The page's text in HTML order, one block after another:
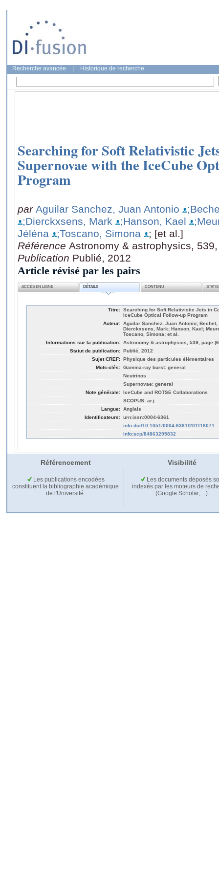
Recherche avancée Historique de recherche
Searching for Soft Relativistic
Supernovae with the IceCube
Program
par Aguilar Sanchez, Juan Antonio
;Dierckxsens, Mark
;Hanson, Kael
Jéléna
;Toscano, Simona
; [et al.]
Référence Astronomy & astrophysics,
Publication Publié, 2012
Article révisé par les pairs
ACCÈS EN LIGNE DÉTAILS CONTENU
Titre: Searching for Soft Relativistic Jets in
IceCube Optical Follow-up Program
Auteur: Aguilar Sanchez, Juan Antonio;
Dierckxsens, Mark; Hanson, Kael;
Toscano, Simona; et al.
Informations sur la publication: Astronomy & astrophysics, 539, page
Statut de publication: Publié, 2012
Sujet CREF: Physique des particules élémentaires
Mots-clés: Gamma-ray burst: general
Neutrinos
Supernovae: general
Note générale: IceCube and ROTSE Collaborations
SCOPUS: ar.j
Langue: Anglais
Identificateurs: urn:issn:0004-6361
info:doi/10.1051/0004-6361/201118071
info:scp/84863295832
Référencement Visibilité
Les publications encodées
constituent la bibliographie académique
de l'Université.
Les documents déposés
indexés par les moteurs de
(Google Scholar,…).